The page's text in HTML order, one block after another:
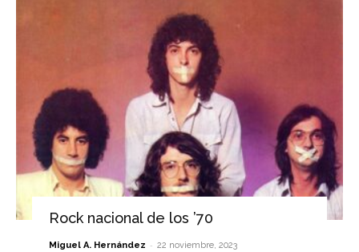
Rock nacional de los ’70
Miguel A. Hernández - 22 noviembre, 2023